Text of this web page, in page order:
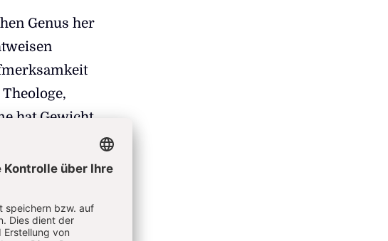
Genus her
hat Gewicht.
katholischer
dieKolumne